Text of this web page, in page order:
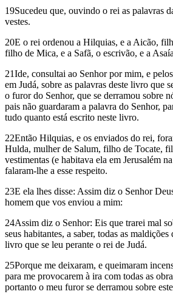
19Sucedeu que, ouvindo o rei as palavras
vestes.
20E o rei ordenou a Hilquias, e a Aicão,
filho de Mica, e a Safã, o escrivão, e a
21Ide, consultai ao Senhor por mim, e
em Judá, sobre as palavras deste livro que
o furor do Senhor, que se derramou sobre
pais não guardaram a palavra do Senhor,
tudo quanto está escrito neste livro.
22Então Hilquias, e os enviados do rei,
Hulda, mulher de Salum, filho de Tocate,
vestimentas (e habitava ela em Jerusalém
falaram-lhe a esse respeito.
23E ela lhes disse: Assim diz o Senhor
homem que vos enviou a mim:
24Assim diz o Senhor: Eis que trarei mal
seus habitantes, a saber, todas as maldições
livro que se leu perante o rei de Judá.
25Porque me deixaram, e queimaram
para me provocarem à ira com todas as
portanto o meu furor se derramou sobre